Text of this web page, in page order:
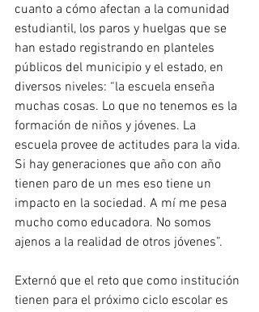
cuanto a cómo afectan a la comunidad
estudiantil, los paros y huelgas que se
han estado registrando en planteles
públicos del municipio y el estado, en
diversos niveles: “la escuela enseña
muchas cosas. Lo que no tenemos es la
formación de niños y jóvenes. La
escuela provee de actitudes para la vida.
Si hay generaciones que año con año
tienen paro de un mes eso tiene un
impacto en la sociedad. A mí me pesa
mucho como educadora. No somos
ajenos a la realidad de otros jóvenes”.
Externó que el reto que como institución
tienen para el próximo ciclo escolar es